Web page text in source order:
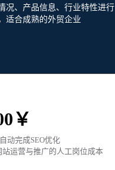
况、产品信息、行业特性进行
适合成熟的外贸企业
￥
动完成SEO优化
站运营与推广的人工岗位成本